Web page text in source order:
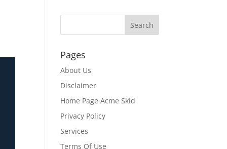
Pages
About Us
Disclaimer
Home Page Acme Skid
Privacy Policy
Services
Terms Of Use